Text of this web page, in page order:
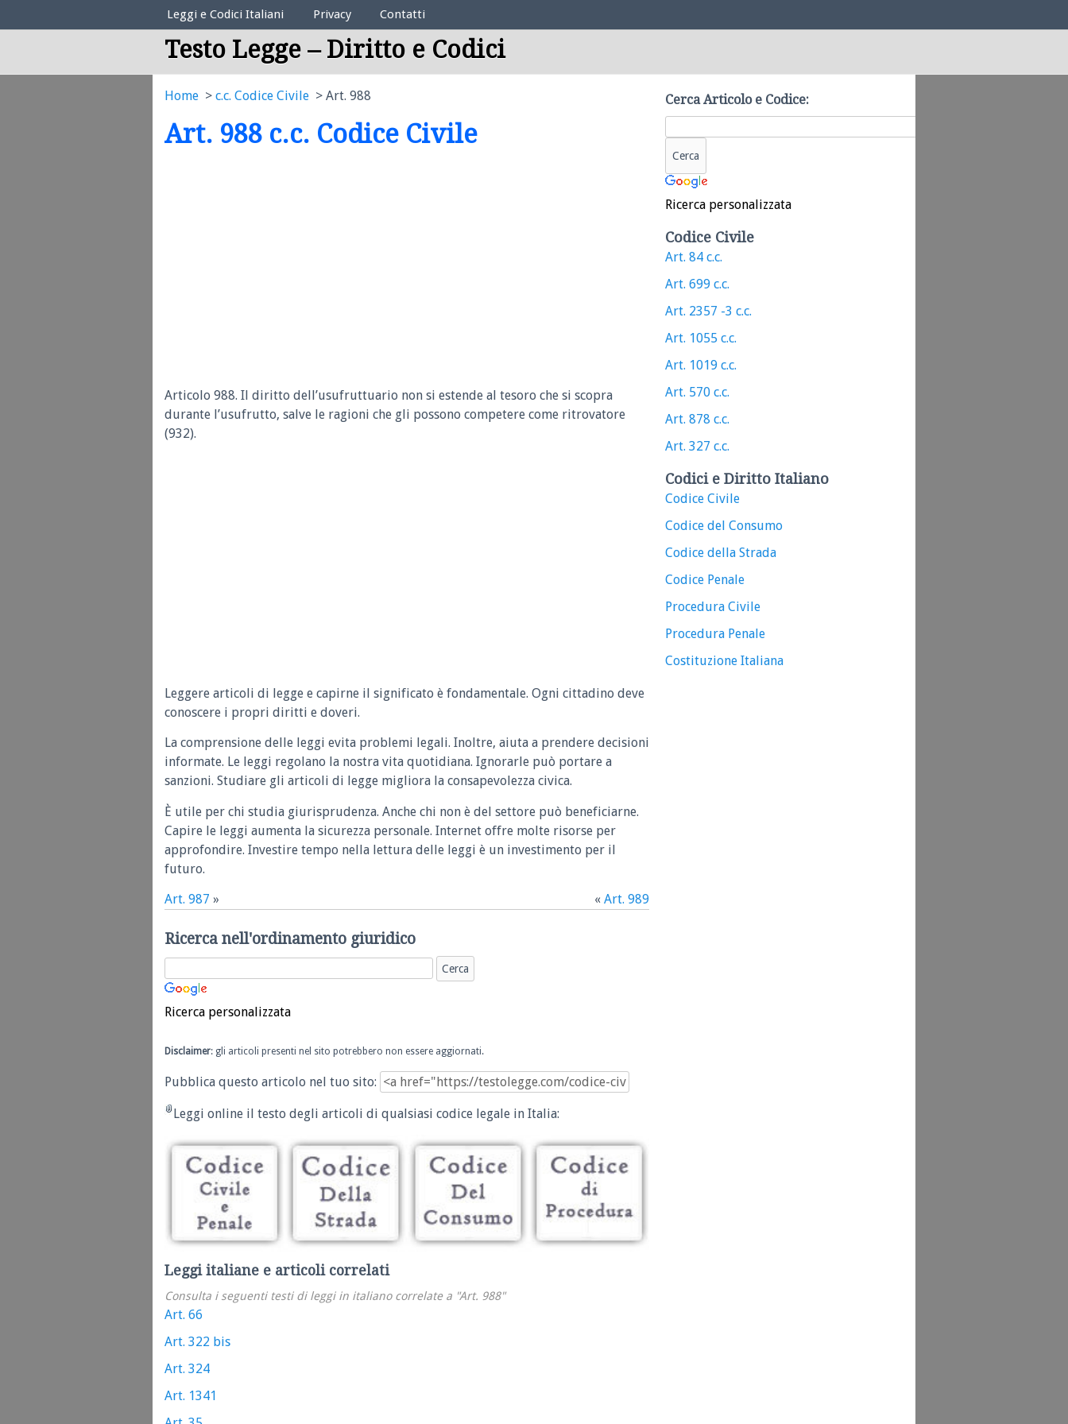
Elenco Codici Legali
Leggi e Codici Italiani Privacy Contatti
Testo Legge – Diritto e Codici
Home c.c. Codice Civile Art. 988
Art. 988 c.c. Codice Civile
Articolo 988. Il diritto dell’usufruttuario non si estende al tesoro che si scopra
durante l’usufrutto, salve le ragioni che gli possono competere come ritrovatore
(932).
Leggere articoli di legge e capirne il significato è fondamentale. Ogni cittadino deve
conoscere i propri diritti e doveri.
La comprensione delle leggi evita problemi legali. Inoltre, aiuta a prendere decisioni
informate. Le leggi regolano la nostra vita quotidiana. Ignorarle può portare a
sanzioni. Studiare gli articoli di legge migliora la consapevolezza civica.
È utile per chi studia giurisprudenza. Anche chi non è del settore può beneficiarne.
Capire le leggi aumenta la sicurezza personale. Internet offre molte risorse per
approfondire. Investire tempo nella lettura delle leggi è un investimento per il
futuro.
Art. 987 » « Art. 989
Ricerca nell'ordinamento giuridico
Ricerca personalizzata
Disclaimer: gli articoli presenti nel sito potrebbero non essere aggiornati.
Pubblica questo articolo nel tuo sito:
Leggi online il testo degli articoli di qualsiasi codice legale in Italia:
Leggi italiane e articoli correlati
Consulta i seguenti testi di leggi in italiano correlate a "Art. 988"
Art. 66
Art. 322 bis
Art. 324
Art. 1341
Cerca Articolo e Codice:
Ricerca personalizzata
Codice Civile
Art. 84 c.c.
Art. 699 c.c.
Art. 2357 -3 c.c.
Art. 1055 c.c.
Art. 1019 c.c.
Art. 570 c.c.
Art. 878 c.c.
Art. 327 c.c.
Codici e Diritto Italiano
Codice Civile
Codice del Consumo
Codice della Strada
Codice Penale
Procedura Civile
Procedura Penale
Costituzione Italiana